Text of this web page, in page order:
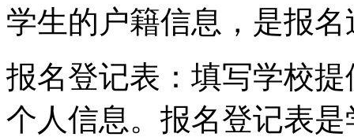
学生的户籍信息，是报
报名登记表：填写学校
个人信息。报名登记表